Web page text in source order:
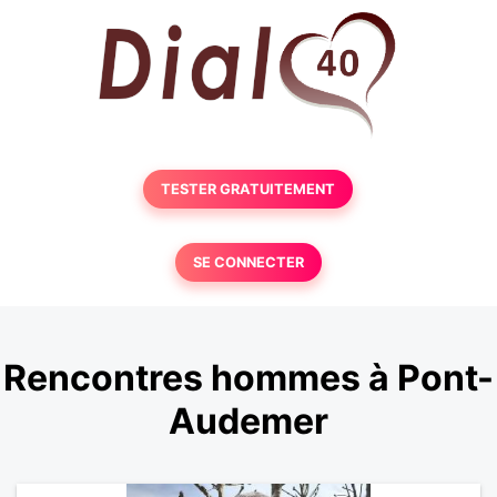
TESTER GRATUITEMENT
SE CONNECTER
Rencontres hommes à Pont-
Audemer